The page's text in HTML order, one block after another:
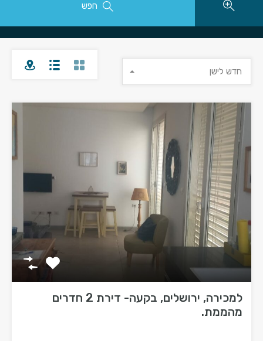
חפש
חדש לישן
למכירה, ירושלים, בקעה- דירת 2 חדרים
מהממת.